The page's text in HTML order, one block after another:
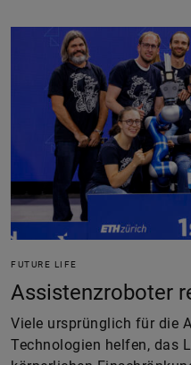
FUTURE LIFE
Assistenzroboter
Viele ursprünglich für die
Technologien helfen, das